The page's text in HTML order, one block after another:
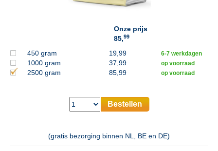
Onze prijs
85,99
450 gram 19,99 6-7 werkdagen
1000 gram 37,99 op voorraad
2500 gram 85,99 op voorraad
Bestellen
(gratis bezorging binnen NL, BE en DE)